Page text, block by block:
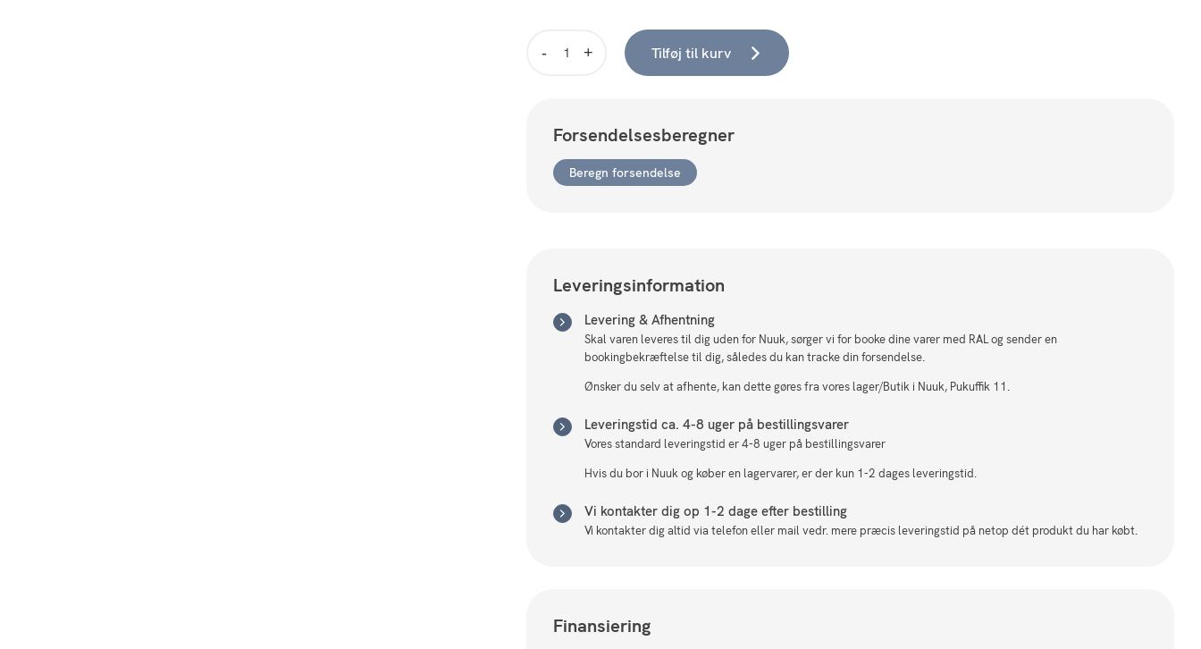
Tilføj til kurv
Forsendelsesberegner
Beregn forsendelse
Leveringsinformation
Levering & Afhentning
Skal varen leveres til dig uden for Nuuk, sørger vi for booke dine varer med RAL og sender en
bookingbekræftelse til dig, således du kan tracke din forsendelse.
Ønsker du selv at afhente, kan dette gøres fra vores lager/Butik i Nuuk, Pukuffik 11.
Leveringstid ca. 4-8 uger på bestillingsvarer
Vores standard leveringstid er 4-8 uger på bestillingsvarer
Hvis du bor i Nuuk og køber en lagervarer, er der kun 1-2 dages leveringstid.
Vi kontakter dig op 1-2 dage efter bestilling
Vi kontakter dig altid via telefon eller mail vedr. mere præcis leveringstid på netop dét produkt du har købt.
Finansiering